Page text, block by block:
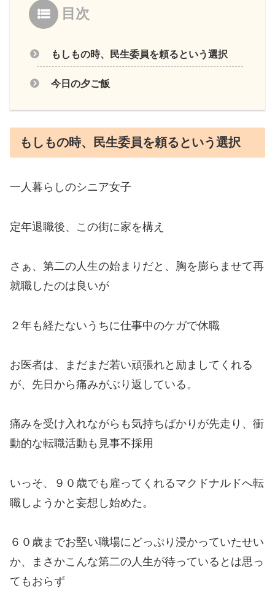
目次
もしもの時、民生委員を頼るという選択
今日の夕ご飯
もしもの時、民生委員を頼るという選択
一人暮らしのシニア女子
定年退職後、この街に家を構え
さぁ、第二の人生の始まりだと、胸を膨らませて再
就職したのは良いが
２年も経たないうちに仕事中のケガで休職
お医者は、まだまだ若い頑張れと励ましてくれる
が、先日から痛みがぶり返している。
痛みを受け入れながらも気持ちばかりが先走り、衝
動的な転職活動も見事不採用
いっそ、９０歳でも雇ってくれるマクドナルドへ転
職しようかと妄想し始めた。
６０歳までお堅い職場にどっぷり浸かっていたせい
か、まさかこんな第二の人生が待っているとは思っ
てもおらず